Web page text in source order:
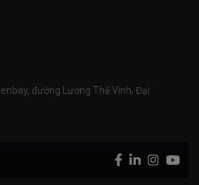
đường Lương Thế Vinh, Đại